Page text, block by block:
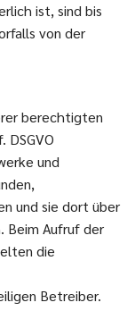
ist, sind bis
von der
berechtigten
DSGVO
und
und sie dort über
Beim Aufruf der
die
Betreiber.